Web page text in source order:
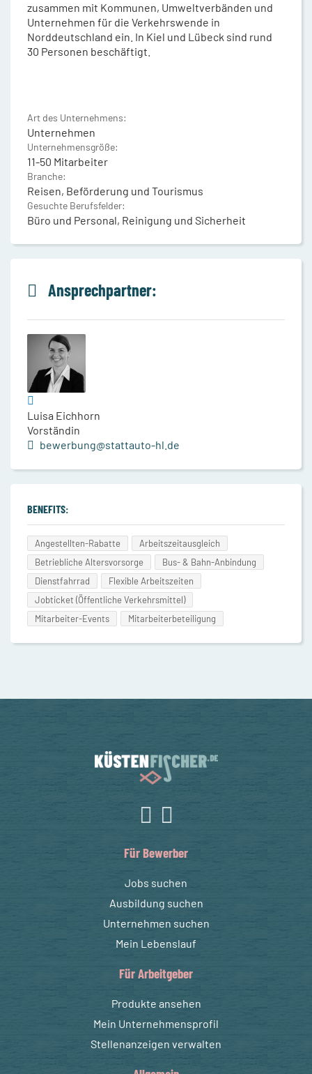
zusammen mit Kommunen, Umweltverbänden und
Unternehmen für die Verkehrswende in
Norddeutschland ein. In Kiel und Lübeck sind rund
30 Personen beschäftigt.
Art des Unternehmens:
Unternehmen
Unternehmensgröße:
11-50 Mitarbeiter
Branche:
Reisen, Beförderung und Tourismus
Gesuchte Berufsfelder:
Büro und Personal, Reinigung und Sicherheit
Ansprechpartner:
Luisa Eichhorn
Vorständin
bewerbung@stattauto-hl.de
BENEFITS:
Angestellten-Rabatte
Arbeitszeitausgleich
Betriebliche Altersvorsorge
Bus- & Bahn-Anbindung
Dienstfahrrad
Flexible Arbeitszeiten
Jobticket (Öffentliche Verkehrsmittel)
Mitarbeiter-Events
Mitarbeiterbeteiligung
Für Bewerber
Jobs suchen
Ausbildung suchen
Unternehmen suchen
Mein Lebenslauf
Für Arbeitgeber
Produkte ansehen
Mein Unternehmensprofil
Stellenanzeigen verwalten